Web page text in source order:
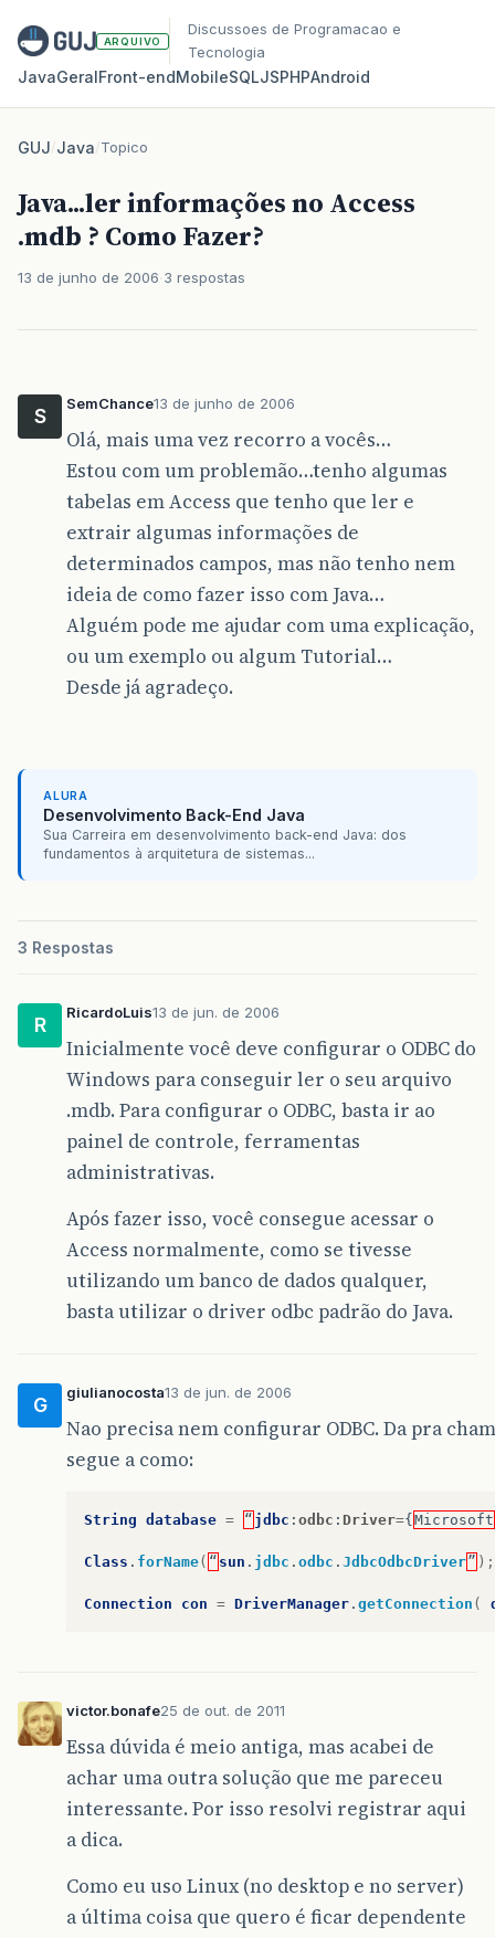
ARQUIVO
Discussoes de Programacao e
Tecnologia
JavaGeralFront‑endMobileSQLJSPHPAndroid
GUJ/Java/Topico
Java...ler informações no Access
.mdb ? Como Fazer?
13 de junho de 2006 3 respostas
S
SemChance13 de junho de 2006
Olá, mais uma vez recorro a vocês…
Estou com um problemão…tenho algumas
tabelas em Access que tenho que ler e
extrair algumas informações de
determinados campos, mas não tenho nem
ideia de como fazer isso com Java…
Alguém pode me ajudar com uma explicação,
ou um exemplo ou algum Tutorial…
Desde já agradeço.
ALURA
Desenvolvimento Back-End Java
Sua Carreira em desenvolvimento back-end Java: dos
fundamentos à arquitetura de sistemas...
3 Respostas
R
RicardoLuis13 de jun. de 2006
Inicialmente você deve configurar o ODBC do
Windows para conseguir ler o seu arquivo
.mdb. Para configurar o ODBC, basta ir ao
painel de controle, ferramentas
administrativas.
Após fazer isso, você consegue acessar o
Access normalmente, como se tivesse
utilizando um banco de dados qualquer,
basta utilizar o driver odbc padrão do Java.
G
giulianocosta13 de jun. de 2006
Nao precisa nem configurar ODBC. Da pra
segue a como:
String database = “ jdbc : odbc : Driver={ Microsoft
Class . forName( “ sun . jdbc . odbc . JdbcOdbcDriver” );
Connection con = DriverManager . getConnection (
victor.bonafe25 de out. de 2011
Essa dúvida é meio antiga, mas acabei de
achar uma outra solução que me pareceu
interessante. Por isso resolvi registrar aqui
a dica.
Como eu uso Linux (no desktop e no server)
a última coisa que quero é ficar dependente